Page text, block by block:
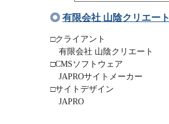
有限会社 山陰クリエート
□クライアント
有限会社 山陰クリエート
□CMSソフトウェア
JAPROサイトメーカー
□サイトデザイン
JAPRO